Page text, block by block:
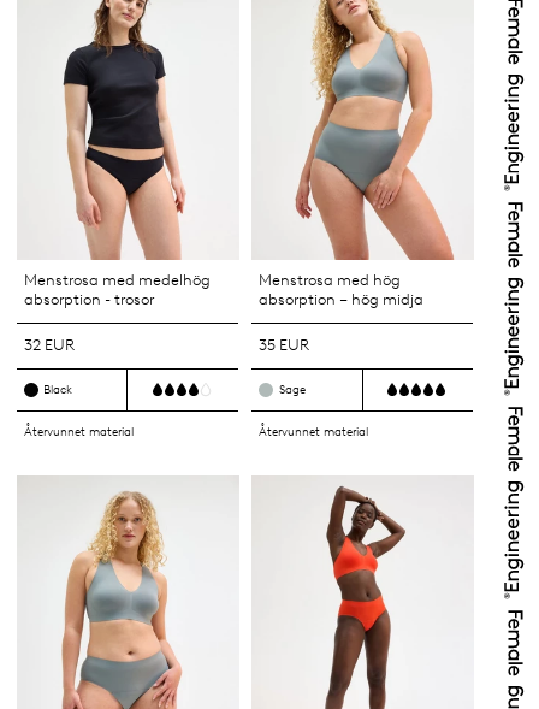
Menstrosa med medelhög
absorption - trosor
32 EUR
Black
Återvunnet material
Menstrosa med hög
absorption – hög midja
35 EUR
Sage
Återvunnet material